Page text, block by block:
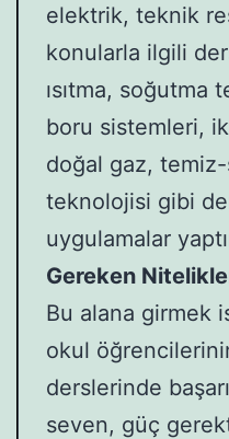
elektrik, teknik
konularla ilgili
ısıtma, soğutma
boru sistemleri,
doğal gaz, temiz-
teknolojisi gibi
uygulamalar
Gereken
Bu alana girmek
okul
derslerinde
seven, güç